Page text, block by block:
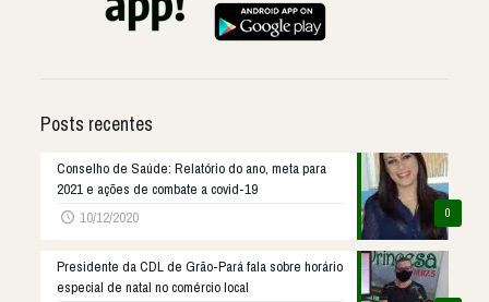
Posts recentes
0
Conselho de Saúde: Relatório do ano, meta para
2021 e ações de combate a covid-19
10/12/2020
Presidente da CDL de Grão-Pará fala sobre horário
especial de natal no comércio local